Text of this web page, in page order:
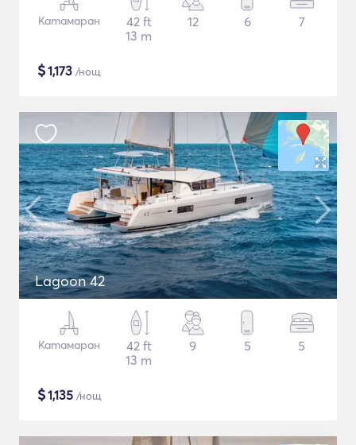
Катамаран
42 ft
13 m
12 6 7
$1,173 /нощ
Lagoon 42
Катамаран
42 ft
13 m
9 5 5
$1,135 /нощ